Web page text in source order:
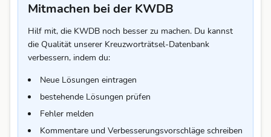
Mitmachen bei der KWDB
Hilf mit, die KWDB noch besser zu machen. Du kannst
die Qualität unserer Kreuzworträtsel-Datenbank
verbessern, indem du:
Neue Lösungen eintragen
bestehende Lösungen prüfen
Fehler melden
Kommentare und Verbesserungsvorschläge schreiben